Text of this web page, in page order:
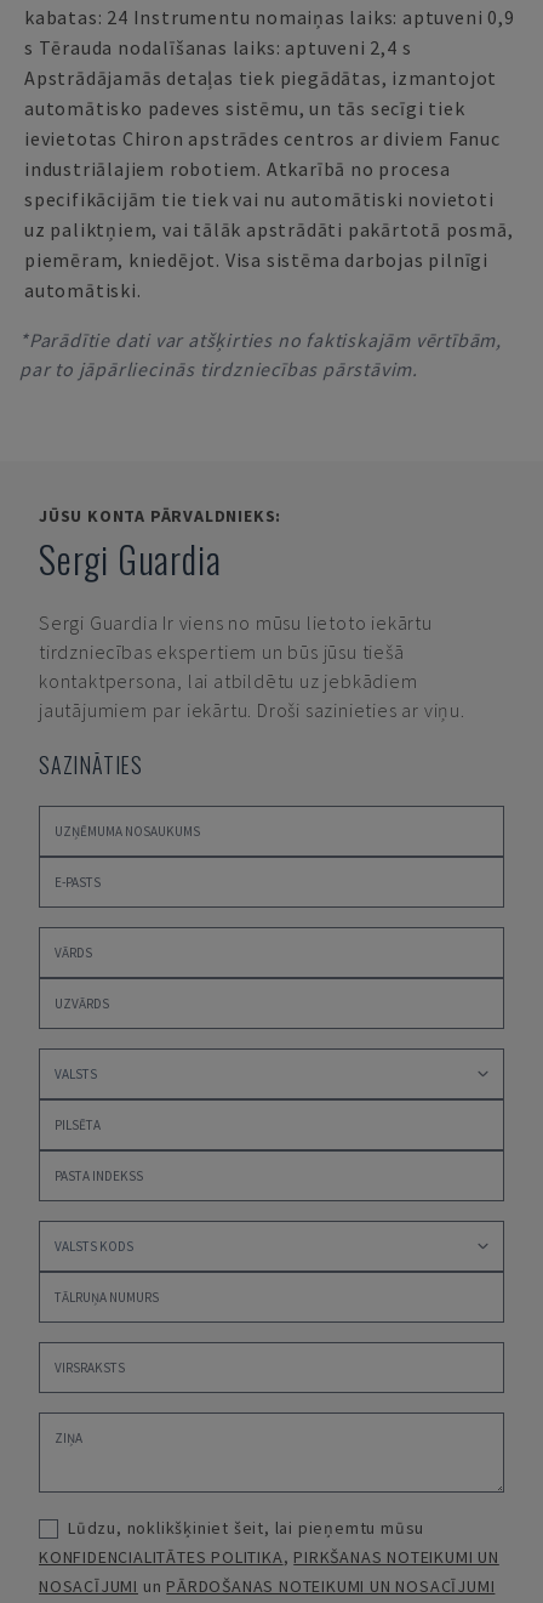
kabatas: 24 Instrumentu nomaiņas laiks: aptuveni 0,9
s Tērauda nodalīšanas laiks: aptuveni 2,4 s
Apstrādājamās detaļas tiek piegādātas, izmantojot
automātisko padeves sistēmu, un tās secīgi tiek
ievietotas Chiron apstrādes centros ar diviem Fanuc
industriālajiem robotiem. Atkarībā no procesa
specifikācijām tie tiek vai nu automātiski novietoti
uz paliktņiem, vai tālāk apstrādāti pakārtotā posmā,
piemēram, kniedējot. Visa sistēma darbojas pilnīgi
automātiski.
*Parādītie dati var atšķirties no faktiskajām vērtībām,
par to jāpārliecinās tirdzniecības pārstāvim.
JŪSU KONTA PĀRVALDNIEKS:
Sergi Guardia
Sergi Guardia Ir viens no mūsu lietoto iekārtu
tirdzniecības ekspertiem un būs jūsu tiešā
kontaktpersona, lai atbildētu uz jebkādiem
jautājumiem par iekārtu. Droši sazinieties ar viņu.
SAZINĀTIES
Lūdzu, noklikšķiniet šeit, lai pieņemtu mūsu
KONFIDENCIALITĀTES POLITIKA, PIRKŠANAS NOTEIKUMI UN
NOSACĪJUMI un PĀRDOŠANAS NOTEIKUMI UN NOSACĪJUMI